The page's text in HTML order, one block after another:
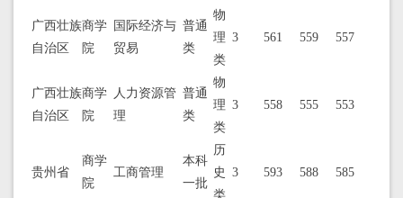
广西壮族
自治区
商学
院
国际经济与
贸易
普通
类
物
理
类
3 561 559 557
广西壮族
自治区
商学
院
人力资源管
理
普通
类
物
理
类
3 558 555 553
贵州省
商学
院
工商管理
本科
一批
历
史
类
3 593 588 585